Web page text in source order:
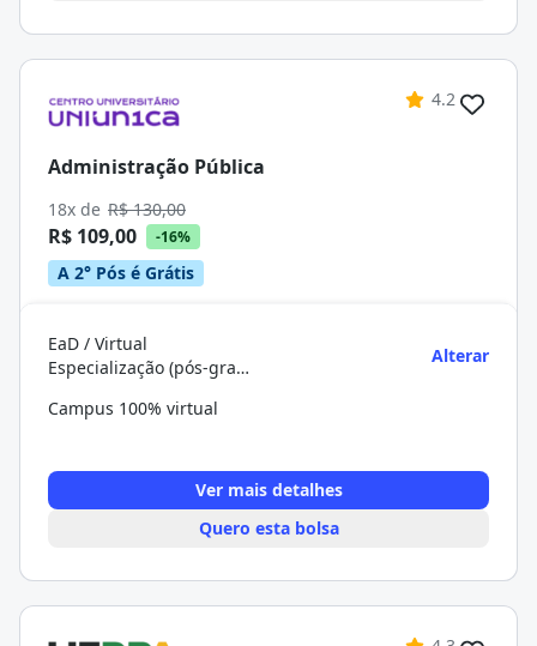
4.2
Administração Pública
18x de R$ 130,00
R$ 109,00 -16%
A 2° Pós é Grátis
EaD / Virtual
Especialização (pós-graduação)
Alterar
Campus 100% virtual
Ver mais detalhes
Quero esta bolsa